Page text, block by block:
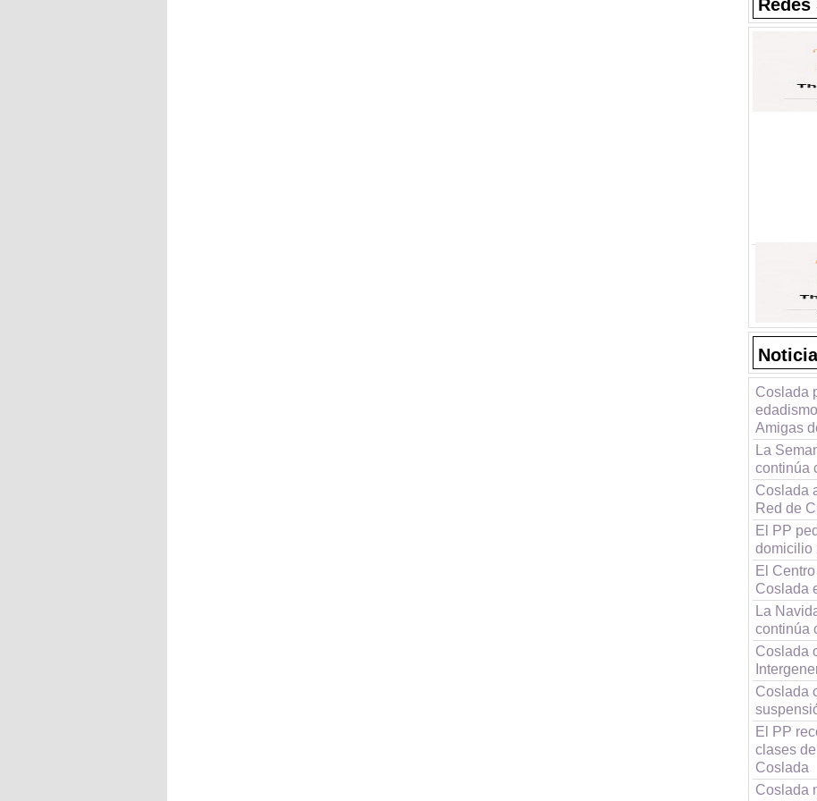
Coslada
Amigas
La
continúa
Coslada
Red de
El PP
domicilio
El
Coslada
La
continúa
Coslada
Coslada
El PP
clases
Coslada
Coslada